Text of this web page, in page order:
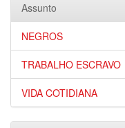
Assunto
NEGROS
TRABALHO ESCRAVO
VIDA COTIDIANA